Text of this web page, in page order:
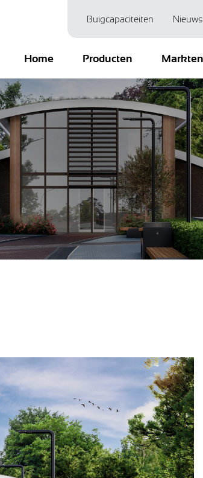
Buigcapaciteiten
Home Producten Markten